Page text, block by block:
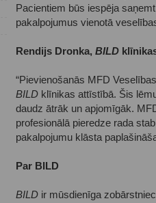
Pacientiem būs iespēja
pakalpojumus vienotā
Rendijs Dronka, BILD
“Pievienošanās MFD
BILD klīnikas attīstībā. Šis
daudz ātrāk un apjomīgāk.
profesionālā pieredze rada
pakalpojumu klāsta
Par BILD
BILD ir mūsdienīga